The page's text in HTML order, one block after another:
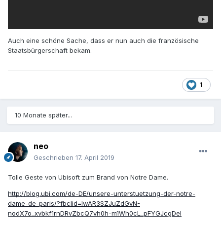
Auch eine schöne Sache, dass er nun auch die französische
Staatsbürgerschaft bekam.
1
10 Monate später...
neo
Geschrieben 17. April 2019
Tolle Geste von Ubisoft zum Brand von Notre Dame.
http://blog.ubi.com/de-DE/unsere-unterstuetzung-der-notre-
dame-de-paris/?fbclid=IwAR3SZJuZdGvN-
nodX7o_xvbkf1rnDRvZbcQ7vh0h-m1Wh0cL_pFYGJcgDeI